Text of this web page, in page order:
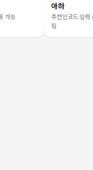
가능
아하
추천인코드 입력
립